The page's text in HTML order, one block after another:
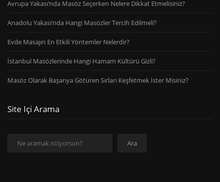
Avrupa Yakası’nda Masöz Seçerken Nelere Dikkat Etmelisiniz?
Anadolu Yakası’nda Hangi Masözler Tercih Edilmeli?
Evde Masajın En Etkili Yöntemler Nelerdir?
İstanbul Masözlerinde Hangi Hamam Kültürü Gizli?
Masöz Olarak Başarıya Götüren Sırları Keşfetmek İster Misiniz?
Site Içi Arama
Ara